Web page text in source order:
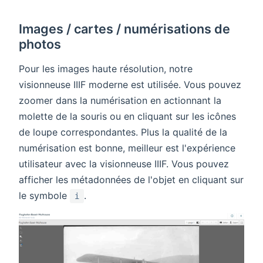
Images / cartes / numérisations de
photos
Pour les images haute résolution, notre
visionneuse IIIF moderne est utilisée. Vous pouvez
zoomer dans la numérisation en actionnant la
molette de la souris ou en cliquant sur les icônes
de loupe correspondantes. Plus la qualité de la
numérisation est bonne, meilleur est l'expérience
utilisateur avec la visionneuse IIIF. Vous pouvez
afficher les métadonnées de l'objet en cliquant sur
le symbole
i .